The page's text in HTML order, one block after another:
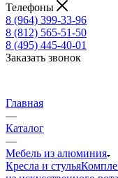
Телефоны
8 (964) 399-33-96
8 (812) 565-51-50
8 (495) 445-40-01
Заказать звонок
Главная
—
Каталог
—
Мебель из алюминия
Кресла и стулья